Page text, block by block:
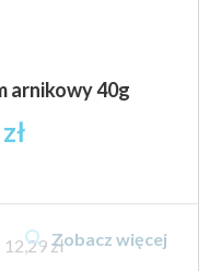
arnikowy 40g
zł
12,29 złZobacz więcej